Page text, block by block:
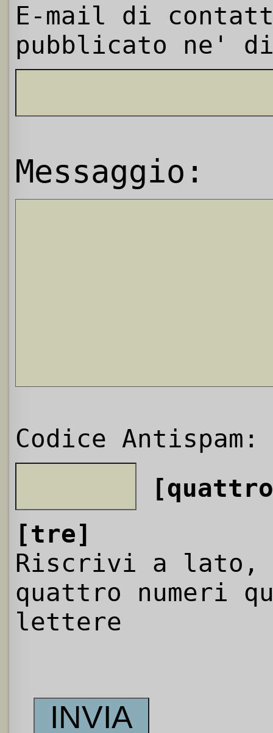
E-mail di
pubblicato ne'
Messaggio:
Codice Antispam:
[tre]
Riscrivi a
quattro numeri
lettere